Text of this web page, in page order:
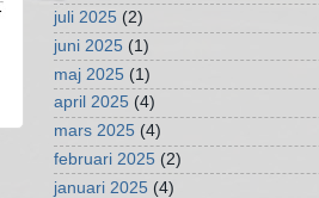
juli 2025 (2)
juni 2025 (1)
maj 2025 (1)
april 2025 (4)
mars 2025 (4)
februari 2025 (2)
januari 2025 (4)